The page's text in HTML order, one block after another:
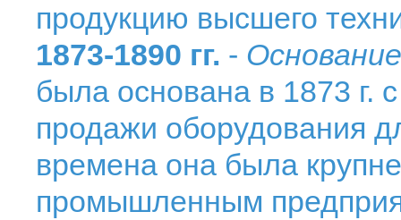
продукцию высшего
1873-1890 гг. -
была основана в 1873 г.
продажи оборудования
времена она была
промышленным